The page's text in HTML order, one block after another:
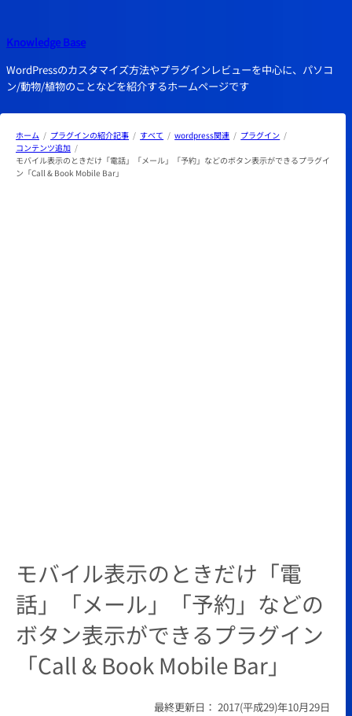
を
ス
キ
ッ
プ
Knowledge Base
WordPressのカスタマイズ方法やプラグインレビューを中心に、パソコ
ン/動物/植物のことなどを紹介するホームページです
ホーム プラグインの紹介記事 すべて wordpress関連
プラグイン
コンテンツ追加
モバイル表示のときだけ「電話」「メール」「予約」などのボタン表示ができるプラグイ
ン「Call & Book Mobile Bar」
モバイル表示のときだけ「電
話」「メール」「予約」などの
ボタン表示ができるプラグイン
「Call & Book Mobile Bar」
最終更新日： 2017(平成29)年10月29日